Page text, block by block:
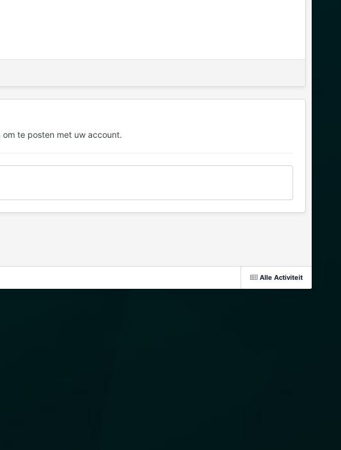
om te posten met uw account.
Alle Activiteit